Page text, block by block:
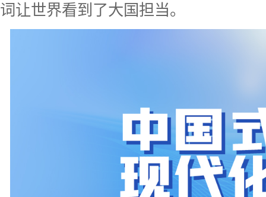
词让世界看到了大国担当。